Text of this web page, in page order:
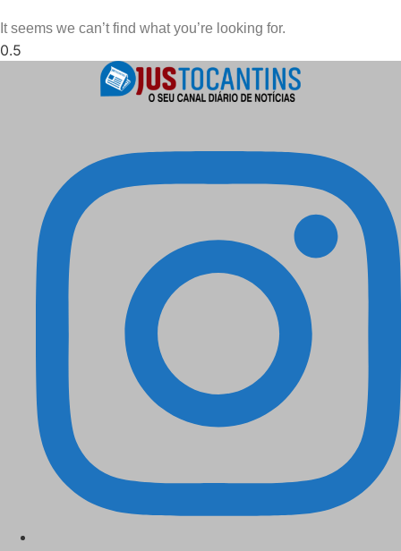
It seems we can’t find what you’re looking for.